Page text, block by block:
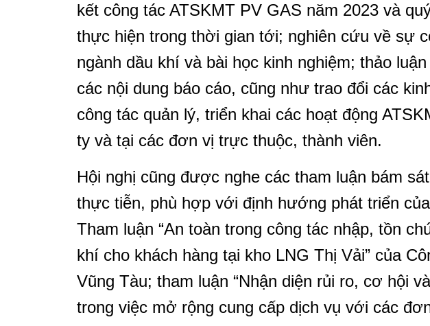
kết công tác ATSKMT PV GAS năm 2023 và
thực hiện trong thời gian tới; nghiên cứu về sự
ngành dầu khí và bài học kinh nghiệm; thảo
các nội dung báo cáo, cũng như trao đổi các
công tác quản lý, triển khai các hoạt động
ty và tại các đơn vị trực thuộc, thành viên.
Hội nghị cũng được nghe các tham luận bám
thực tiễn, phù hợp với định hướng phát triển
Tham luận “An toàn trong công tác nhập, tồn
khí cho khách hàng tại kho LNG Thị Vải” của
Vũng Tàu; tham luận “Nhận diện rủi ro, cơ hội
trong việc mở rộng cung cấp dịch vụ với các